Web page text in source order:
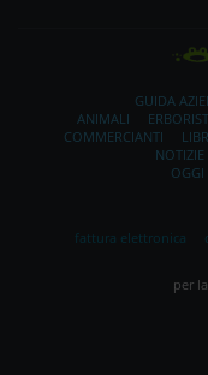
GUIDA
ANIMALI
COMMERCIANTI
NOTIZIE
OGGI
fattura elettronica
per